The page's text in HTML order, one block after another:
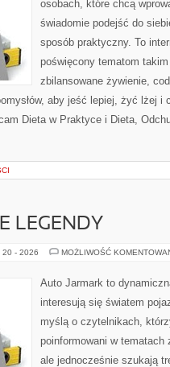
osobach, które chcą
świadomie podejść do
sposób praktyczny. To
poświęcony tematom
zbilansowane żywienie,
aby jeść lepiej, żyć lżej i
Dieta w Praktyce i Dieta,
LEGENDY
20 - 2026 MOŻLIWOŚĆ
Auto Jarmark to
interesują się światem
myślą o czytelnikach,
poinformowani w
ale jednocześnie szukają